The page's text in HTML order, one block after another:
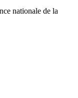
nationale de la